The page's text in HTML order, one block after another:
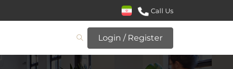
Call Us
Login / Register